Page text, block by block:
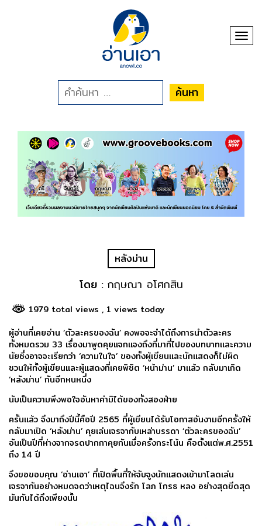
ค้นหา
หลังม่าน
โดย : กฤษณา อโศกสิน
1979 total views , 1 views today
ผู้อ่านที่เคยอ่าน ‘ตัวละครของฉัน’ คงพอจะจำได้ถึงการนำตัวละคร
ทั้งหมดรวม 33 เรื่องมาพูดคุยแจกแจงถึงที่มาที่ไปของบทบาทและความ
นัยซึ่งอาจจะเรียกว่า ‘ความในใจ’ ของทั้งผู้เขียนและนักแสดงก็ไม่ผิด
ชวนให้ทั้งผู้เขียนและผู้แสดงที่เคยพิชิต ‘หน้าม่าน’ มาแล้ว กลับมาเกิด
‘หลังม่าน’ กันอีกหนหนึ่ง
นับเป็นความพึงพอใจอันหาค่ามิได้ของทั้งสองฝ่าย
ครั้นแล้ว จึงมาถึงปีนี้คือปี 2565 ที่ผู้เขียนได้รับโอกาสอันงามอีกครั้งให้
กลับมาเปิด ‘หลังม่าน’ คุยเล่นเจรจากับเหล่าบรรดา ‘ตัวละครของฉัน’
อันเป็นปีที่ห่างจากจรดปากกาคุยกันเมื่อครั้งกระโน้น คือตั้งแต่พ.ศ.2551
ถึง 14 ปี
จึงขอขอบคุณ ‘อ่านเอา’ ที่เปิดพื้นที่ให้จับจูงนักแสดงเข้ามาโลดเล่น
เจรจากันอย่างหมดจดว่าเหตุไฉนจึงรัก โลภ โกรธ หลง อย่างสุดขีดสุด
มันกันได้ถึงเพียงนั้น